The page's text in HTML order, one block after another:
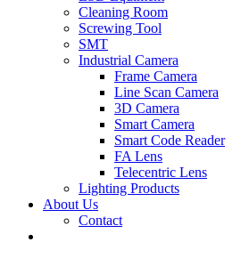
Cleaning Room
Screwing Tool
SMT
Industrial Camera
Frame Camera
Line Scan Camera
3D Camera
Smart Camera
Smart Code Reader
FA Lens
Telecentric Lens
Lighting Products
About Us
Contact